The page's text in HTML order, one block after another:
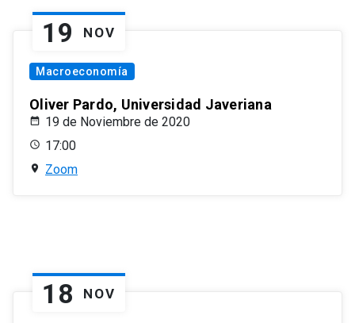
19 NOV
Macroeconomía
Oliver Pardo, Universidad Javeriana
19 de Noviembre de 2020
17:00
Zoom
18 NOV